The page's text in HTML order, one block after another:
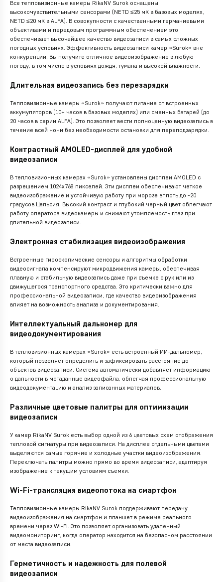
Все тепловизионные камеры RikaNV Surok оснащены
высокочувствительными сенсорами (NETD ≤25 мК в базовых моделях,
NETD ≤20 мК в ALFA). В совокупности с качественными германиевыми
объективами и передовым программным обеспечением это
обеспечивает высочайшее качество видеозаписи в самых сложных
погодных условиях. Эффективность видеозаписи камер «Surok» вне
конкуренции. Вы получите отличное видеоизображение в любую
погоду, в том числе в условиях дождя, тумана и высокой влажности.
Длительная видеозапись без перезарядки
Тепловизионные камеры «Surok» получают питание от встроенных
аккумуляторов (10+ часов в базовых моделях) или сменных батарей (до
20 часов в серии ALFA). Это позволяет вести полноценную видеозапись в
течение всей ночи без необходимости остановки для переподзарядки.
Контрастный AMOLED-дисплей для удобной
видеозаписи
В тепловизионных камерах «Surok» установлены дисплеи AMOLED с
разрешением 1024х768 пикселей. Эти дисплеи обеспечивают четкое
видеоизображение и устойчивую работу при морозе вплоть до -20
градусов Цельсия. Высокий контраст и глубокий черный цвет облегчают
работу оператора видеокамеры и снижают утомляемость глаз при
длительной видеозаписи.
Электронная стабилизация видеоизображения
Встроенные гироскопические сенсоры и алгоритмы обработки
видеосигнала компенсируют микродвижения камеры, обеспечивая
плавную и стабильную видеозапись даже при съемке с рук или из
движущегося транспортного средства. Это критически важно для
профессиональной видеозаписи, где качество видеоизображения
влияет на возможность анализа и документирования.
Интеллектуальный дальномер для
видеодокументирования
В тепловизионных камерах «Surok» есть встроенный ИИ-дальномер,
который позволяет определить и зафиксировать расстояние до
объектов видеозаписи. Система автоматически добавляет информацию
о дальности в метаданные видеофайла, облегчая профессиональную
видеодокументацию и анализ записанных материалов.
Различные цветовые палитры для оптимизации
видеозаписи
У камер RikaNV Surok есть выбор одной из 6 цветовых схем отображения
тепловой сигнатуры при видеозаписи. На дисплее отдельными цветами
выделяются самые горячие и холодные участки видеоизображения.
Переключать палитры можно прямо во время видеозаписи, адаптируя
изображение к текущим условиям съемки.
Wi-Fi-трансляция видеопотока на смартфон
Тепловизионные камеры RikaNV Surok поддерживают передачу
видеоизображения на смартфон и планшет в режиме реального
времени через Wi-Fi. Это позволяет организовать удаленный
видеомониторинг, когда оператор находится на безопасном расстоянии
от места видеозаписи.
Герметичность и надежность для полевой
видеозаписи